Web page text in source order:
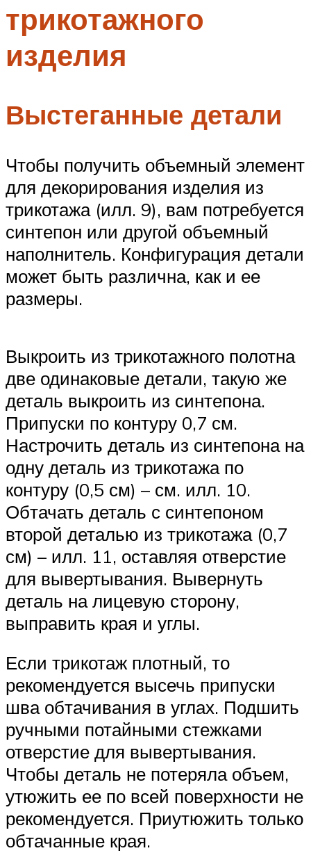
Меню
трикотажного
изделия
Выстеганные детали
Чтобы получить объемный элемент
для декорирования изделия из
трикотажа (илл. 9), вам потребуется
синтепон или другой объемный
наполнитель. Конфигурация детали
может быть различна, как и ее
размеры.
Выкроить из трикотажного полотна
две одинаковые детали, такую же
деталь выкроить из синтепона.
Припуски по контуру 0,7 см.
Настрочить деталь из синтепона на
одну деталь из трикотажа по
контуру (0,5 см) – см. илл. 10.
Обтачать деталь с синтепоном
второй деталью из трикотажа (0,7
см) – илл. 11, оставляя отверстие
для вывертывания. Вывернуть
деталь на лицевую сторону,
выправить края и углы.
Если трикотаж плотный, то
рекомендуется высечь припуски
шва обтачивания в углах. Подшить
ручными потайными стежками
отверстие для вывертывания.
Чтобы деталь не потеряла объем,
утюжить ее по всей поверхности не
рекомендуется. Приутюжить только
обтачанные края.